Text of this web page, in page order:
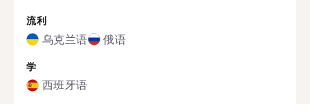
流利
乌克兰语 俄语
学
西班牙语